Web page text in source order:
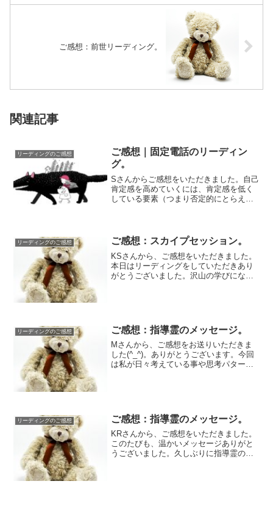
ご感想：前世リーディング。
関連記事
リーディングのご感想
ご感想｜固定電話のリーディン
グ。
Sさんからご感想をいただきました。自己
肯定感を高めていくには、肯定感を低く
している要素（つまり否定的にとらえて
リーディングのご感想 ご感想：スカイプセッション。
KSさんから、ご感想をいただきました。
本日はリーディングをしていただきあり
がとうございました。沢山の学びになる
リーディングのご感想 ご感想：指導霊のメッセージ。
Mさんから、ご感想をお送りいただきま
した(^_^)。ありがとうございます。今回
は私が日々考えている事や思考パターン
リーディングのご感想 ご感想：指導霊のメッセージ。
KRさんから、ご感想をいただきました。
このたびも、温かいメッセージありがと
うございました。久しぶりに指導霊のメ